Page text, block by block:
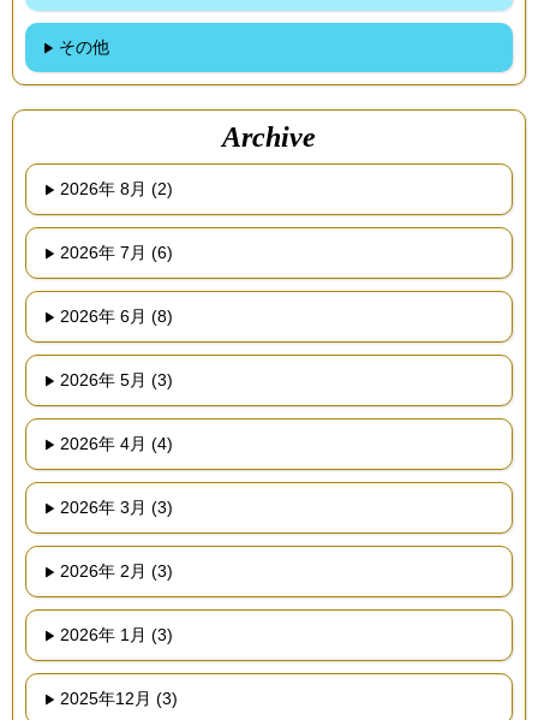
その他
Archive
2026年 8月 (2)
2026年 7月 (6)
2026年 6月 (8)
2026年 5月 (3)
2026年 4月 (4)
2026年 3月 (3)
2026年 2月 (3)
2026年 1月 (3)
2025年12月 (3)